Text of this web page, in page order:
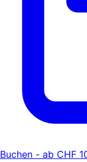
Buchen - ab CHF